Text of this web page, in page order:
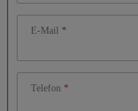
E-Mail
Telefon